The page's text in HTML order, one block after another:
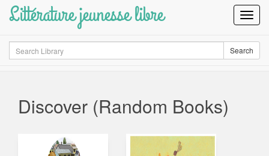
Littérature jeunesse libre
Search Search
Discover (Random Books)